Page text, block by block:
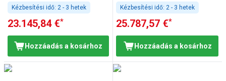
Kézbesítési idő: 2 - 3 hetek
23.145,84 €*
Hozzáadás a kosárhoz
Kézbesítési idő: 2 - 3 hetek
25.787,57 €*
Hozzáadás a kosárhoz